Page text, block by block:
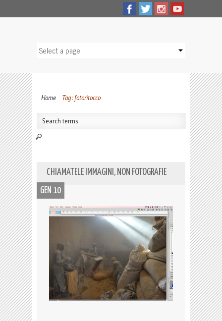
Home Tag: fotoritocco
CHIAMATELE IMMAGINI, NON FOTOGRAFIE
GEN 10